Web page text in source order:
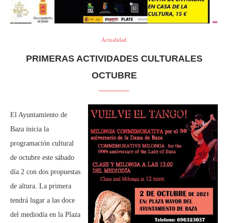
Actualidad
PRIMERAS ACTIVIDADES CULTURALES
OCTUBRE
El Ayuntamiento de
Baza inicia la
programación cultural
de octubre este sábado
día 2 con dos propuestas
de altura. La primera
tendrá lugar a las doce
del mediodía en la Plaza